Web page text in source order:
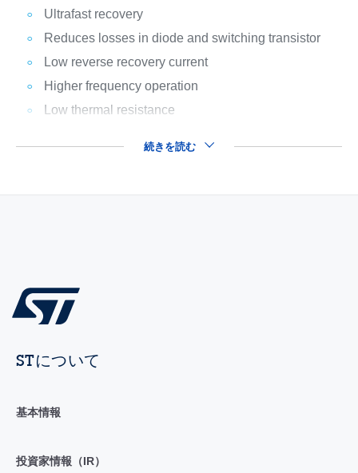
Ultrafast recovery
Reduces losses in diode and switching transistor
Low reverse recovery current
Higher frequency operation
Low thermal resistance
続きを読む
STについて
基本情報
投資家情報（IR）